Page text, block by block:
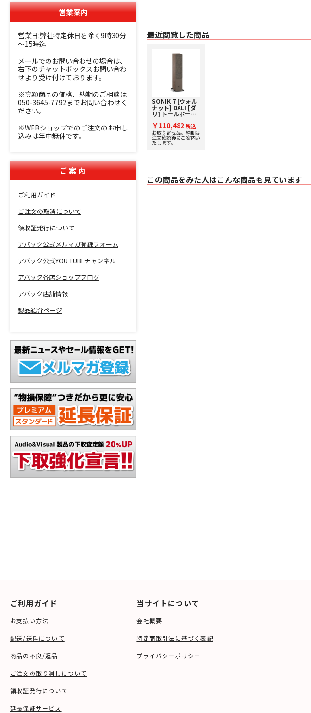
営業案内
営業日:弊社特定休日を除く9時30分
～15時迄
メールでのお問い合わせの場合は、
右下のチャットボックスお問い合わ
せより受け付けております。
※高額商品の価格、納期のご相談は
050-3645-7792までお問い合わせく
ださい。
※WEBショップでのご注文のお申し
込みは年中無休です。
ご案内
ご利用ガイド
ご注文の取消について
領収証発行について
アバック公式メルマガ登録フォーム
アバック公式YOU TUBEチャンネル
アバック各店ショップブログ
アバック店舗情報
製品紹介ページ
最近閲覧した商品
SONIK 7 [ウォル
ナット] DALI [ダ
リ] トールボーイ
スピーカー [1台]
下取り査定額20%
アップ実施中！
￥110,482 税込
お取り寄せ品。納期は
注文確認後にご案内い
たします。
この商品をみた人はこんな商品も見ています
ご利用ガイド
お支払い方法
配送/送料について
商品の不良/返品
ご注文の取り消しについて
領収証発行について
延長保証サービス
当サイトについて
会社概要
特定商取引法に基づく表記
プライバシーポリシー